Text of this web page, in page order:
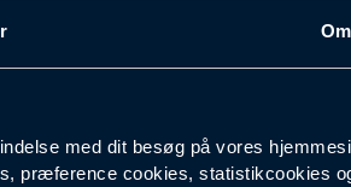
Om
med dit besøg på vores
præference cookies, statistikcookies